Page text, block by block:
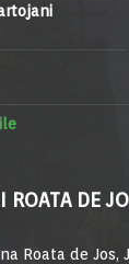
ROATA DE
Roata de Jos,